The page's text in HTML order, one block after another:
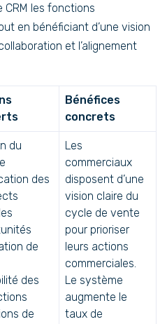
CRM les fonctions
en bénéficiant d’une vision
et l’alignement
Bénéfices
concrets
du
des
de
des
de
Les
commerciaux
disposent d’une
vision claire du
cycle de vente
pour prioriser
leurs actions
commerciales.
Le système
augmente le
taux de